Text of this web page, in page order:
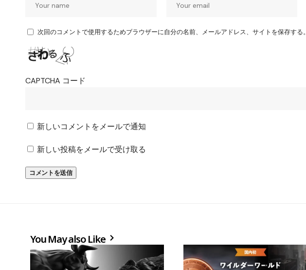
次回のコメントで使用するためブラウザーに自分の名前、メールアドレス、サイトを保存する。
CAPTCHA コード
新しいコメントをメールで通知
新しい投稿をメールで受け取る
You May also Like